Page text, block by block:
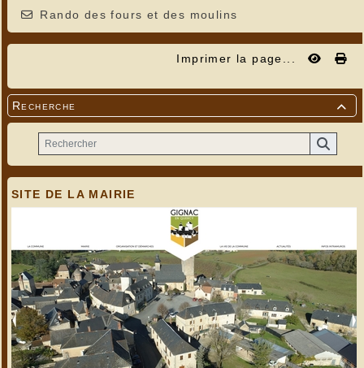
Rando des fours et des moulins
Imprimer la page...

Recherche
SITE DE LA MAIRIE